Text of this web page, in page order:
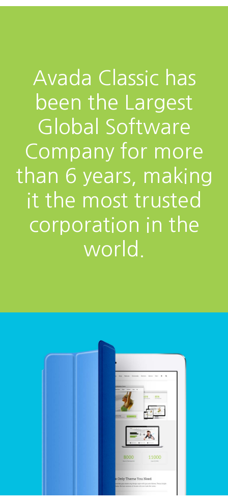
Avada Classic has
been the Largest
Global Software
Company for more
than 6 years, making
it the most trusted
corporation in the
world.